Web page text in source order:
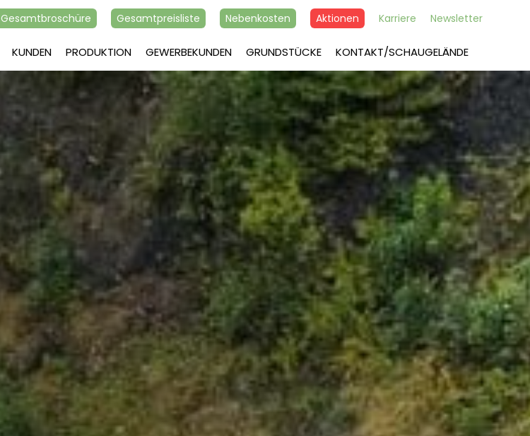
Gesamtbroschüre Gesamtpreisliste Nebenkosten Aktionen Karriere Newsletter
KUNDEN PRODUKTION GEWERBEKUNDEN GRUNDSTÜCKE KONTAKT/SCHAUGELÄNDE